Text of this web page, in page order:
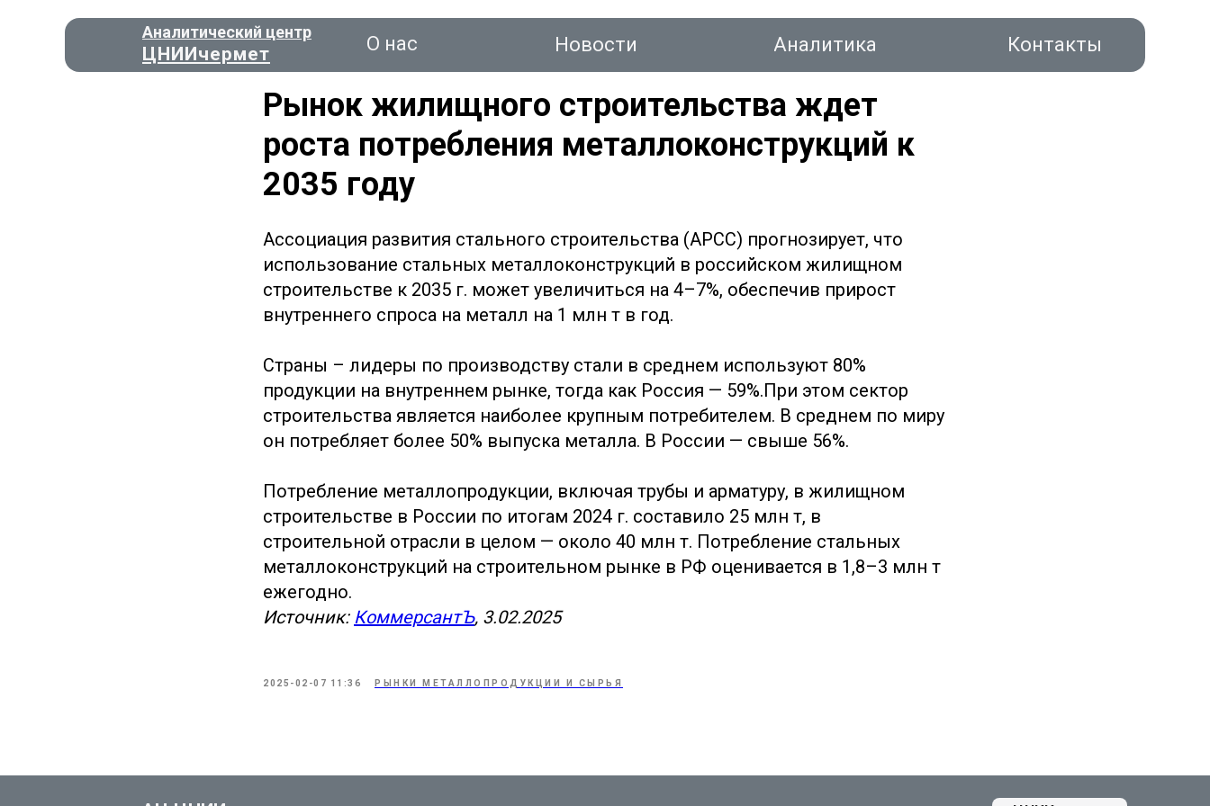
ЦНИИчермет
Аналитический центр
О нас Новости Аналитика Консалтинг Контакты
О нас Контакты
Аналитика
Новости
Рынок жилищного строительства ждет
роста потребления металлоконструкций к
2035 году
Ассоциация развития стального строительства (АРСС) прогнозирует, что
использование стальных металлоконструкций в российском жилищном
строительстве к 2035 г. может увеличиться на 4–7%, обеспечив прирост
внутреннего спроса на металл на 1 млн т в год.
Страны – лидеры по производству стали в среднем используют 80%
продукции на внутреннем рынке, тогда как Россия — 59%.При этом сектор
строительства является наиболее крупным потребителем. В среднем по миру
он потребляет более 50% выпуска металла. В России — свыше 56%.
Потребление металлопродукции, включая трубы и арматуру, в жилищном
строительстве в России по итогам 2024 г. составило 25 млн т, в
строительной отрасли в целом — около 40 млн т. Потребление стальных
металлоконструкций на строительном рынке в РФ оценивается в 1,8–3 млн т
ежегодно.
Источник: КоммерсантЪ, 3.02.2025
2025-02-07 11:36 РЫНКИ МЕТАЛЛОПРОДУКЦИИ И СЫРЬЯ